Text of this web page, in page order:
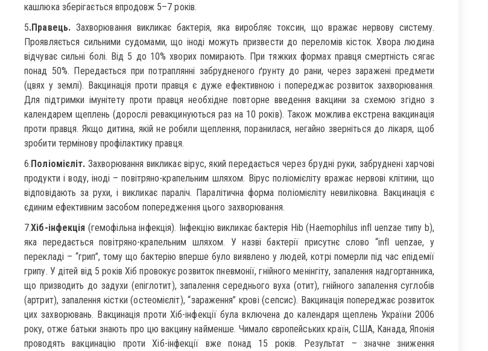
кашлюка зберігається впродовж 5–7 років.
5.Правець. Захворювання викликає бактерія, яка виробляє токсин, що вражає нервову систему.
Проявляється сильними судомами, що іноді можуть призвести до переломів кісток. Хвора людина
відчуває сильні болі. Від 5 до 10% хворих помирають. При тяжких формах правця смертність сягає
понад 50%. Передається при потраплянні забрудненого ґрунту до рани, через заражені предмети
(цвях у землі). Вакцинація проти правця є дуже ефективною і попереджає розвиток захворювання.
Для підтримки імунітету проти правця необхідне повторне введення вакцини за схемою згідно з
календарем щеплень (дорослі ревакцинуються раз на 10 років). Також можлива екстрена вакцинація
проти правця. Якщо дитина, якій не робили щеплення, поранилася, негайно зверніться до лікаря, щоб
зробити термінову профілактику правця.
6.Поліомієліт. Захворювання викликає вірус, який передається через брудні руки, забруднені харчові
продукти і воду, іноді – повітряно-крапельним шляхом. Вірус поліомієліту вражає нервові клітини, що
відповідають за рухи, і викликає параліч. Паралітична форма поліомієліту невиліковна. Вакцинація є
єдиним ефективним засобом попередження цього захворювання.
7.Хіб-інфекція (гемофільна інфекція). Інфекцію викликає бактерія Hib (Haemophilus infl uenzae типу b),
яка передається повітряно-крапельним шляхом. У назві бактерії присутнє слово “infl uenzae, у
перекладі – “грип”, тому що бактерію вперше було виявлено у людей, котрі померли під час епідемії
грипу. У дітей від 5 років Хіб провокує розвиток пневмонії, гнійного менінгіту, запалення надгортанника,
що призводить до задухи (епіглотит), запалення середнього вуха (отит), гнійного запалення суглобів
(артрит), запалення кістки (остеомієліт), “зараження” крові (сепсис). Вакцинація попереджає розвиток
цих захворювань. Вакцинація проти Хіб-інфекції була включена до календаря щеплень України 2006
року, отже батьки знають про цю вакцину найменше. Чимало європейських країн, США, Канада, Японія
проводять вакцинацію проти Хіб-інфекції вже понад 15 років. Результат – значне зниження